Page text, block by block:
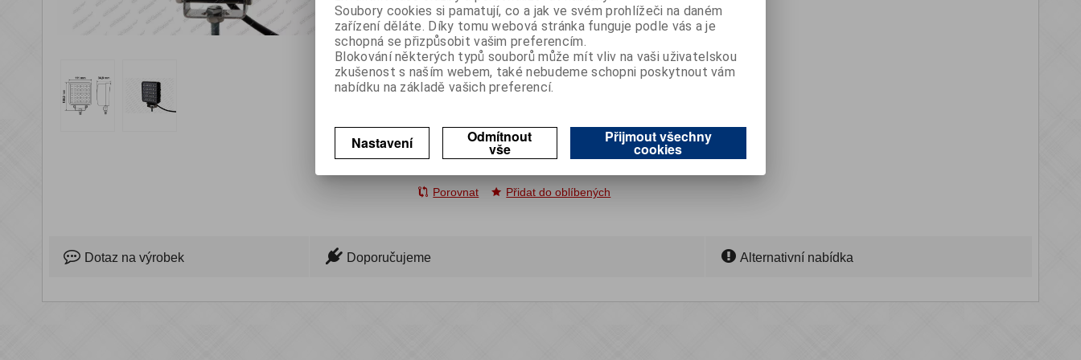
Katalogové číslo: 390921005
Cena: 627 Kčbez DPH
758 Kčs DPH

SKLADEM(> 5 ks)
Porovnat Přidat do oblíbených
Dotaz na výrobek Doporučujeme Alternativní nabídka
Soubory cookies si pamatují, co a jak ve svém prohlížeči na daném
zařízení děláte. Díky tomu webová stránka funguje podle vás a je
schopná se přizpůsobit vašim preferencím.
Blokování některých typů souborů může mít vliv na vaši uživatelskou
zkušenost s naším webem, také nebudeme schopni poskytnout vám
nabídku na základě vašich preferencí.
Nastavení Odmítnout
vše
Přijmout všechny
cookies